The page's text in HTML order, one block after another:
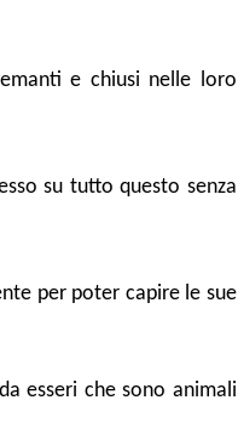
e chiusi nelle loro
su tutto questo senza
per poter capire le sue
esseri che sono animali